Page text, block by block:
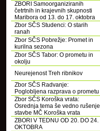
ZBORI Samoorganiziranih
četrtnih in krajevnih skupnosti
Maribora od 13. do 17. oktobra
Zbor SČS Studenci: O starih
ranah
Zbor SČS Pobrežje: Promet in
kurilna sezona
Zbor SČS Tabor: O prometu in
okolju
Neurejenost Treh ribnikov
Zbor SČS Radvanje:
Poglobljena razprava o prometu
Zbor SČS Koroška vrata:
Osrednja tema še vedno rušenje
stavbe MČ Koroška vrata
ZBORI V TEDNU OD 20. DO 24.
OKTOBRA